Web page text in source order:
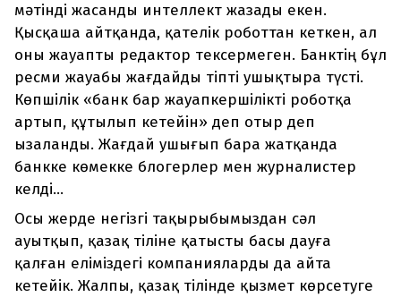
мәтінді жасанды интеллект жазады екен.
Қысқаша айтқанда, қателік роботтан кеткен, ал
оны жауапты редактор тексермеген. Банктің бұл
ресми жауабы жағдайды тіпті ушықтыра түсті.
Көпшілік «банк бар жауапкершілікті роботқа
артып, құтылып кетейін» деп отыр деп
ызаланды. Жағдай ушығып бара жатқанда
банкке көмекке блогерлер мен журналистер
келді...
Осы жерде негізгі тақырыбымыздан сәл
ауытқып, қазақ тіліне қатысты басы дауға
қалған еліміздегі компанияларды да айта
кетейік. Жалпы, қазақ тілінде қызмет көрсетуге